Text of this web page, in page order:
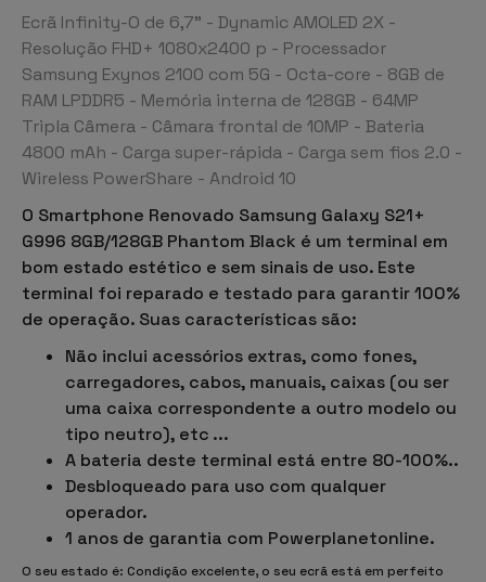
Ecrã Infinity-O de 6,7" - Dynamic AMOLED 2X -
Resolução FHD+ 1080x2400 p - Processador
Samsung Exynos 2100 com 5G - Octa-core - 8GB de
RAM LPDDR5 - Memória interna de 128GB - 64MP
Tripla Câmera - Câmara frontal de 10MP - Bateria
4800 mAh - Carga super-rápida - Carga sem fios 2.0 -
Wireless PowerShare - Android 10
O Smartphone Renovado Samsung Galaxy S21+
G996 8GB/128GB Phantom Black é um terminal em
bom estado estético e sem sinais de uso. Este
terminal foi reparado e testado para garantir 100%
de operação. Suas características são:
Não inclui acessórios extras, como fones,
carregadores, cabos, manuais, caixas (ou ser
uma caixa correspondente a outro modelo ou
tipo neutro), etc ...
A bateria deste terminal está entre 80-100%..
Desbloqueado para uso com qualquer
operador.
1 anos de garantia com Powerplanetonline.
O seu estado é: Condição excelente, o seu ecrã está em perfeito